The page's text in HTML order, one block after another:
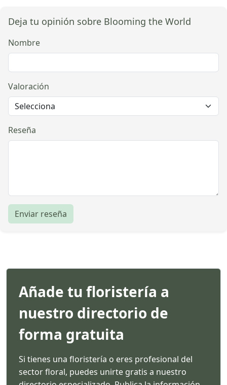
Deja tu opinión sobre Blooming the World
Nombre
Valoración
Reseña
Enviar reseña
Añade tu floristería a
nuestro directorio de
forma gratuita
Si tienes una floristería o eres profesional del
sector floral, puedes unirte gratis a nuestro